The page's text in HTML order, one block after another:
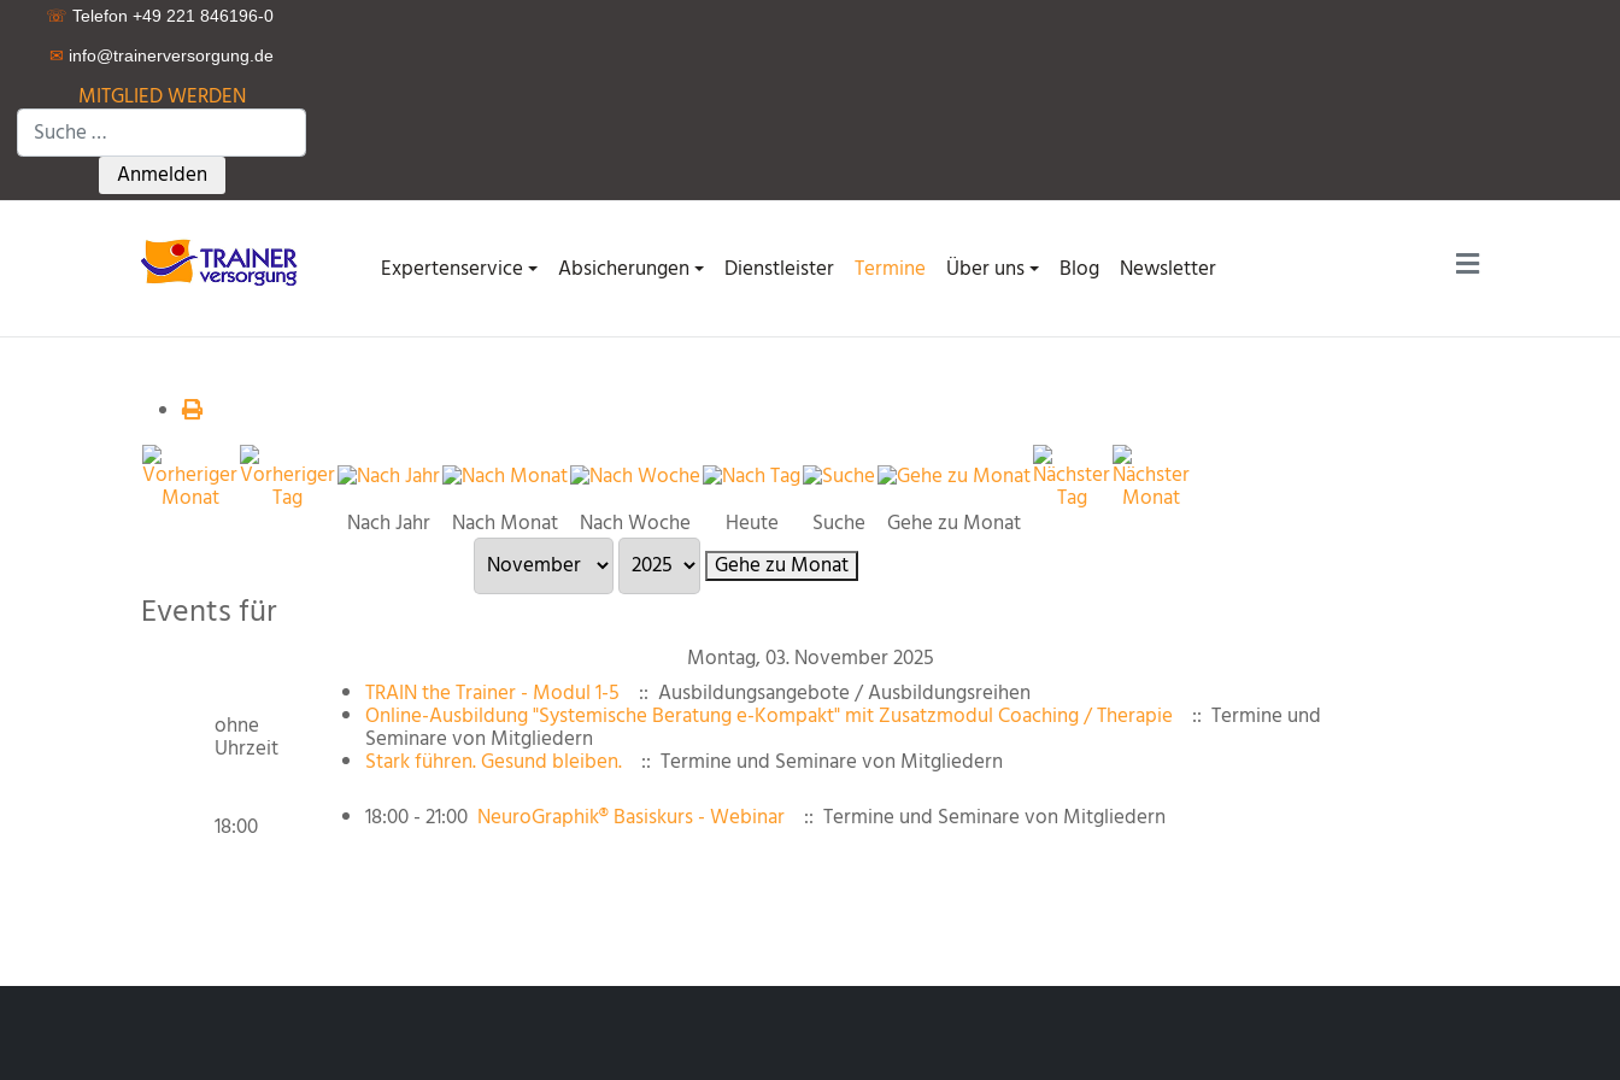
☏ Telefon +49 221 846196-0
✉ info@trainerversorgung.de
MITGLIED WERDEN
Suchen
Type 2 or more characters for results.
Anmelden
Expertenservice Absicherungen Dienstleister Termine Über uns Blog Newsletter
Nach Jahr Nach Monat Nach Woche Heute Suche
Gehe zu Monat
Gehe zu Monat
Events für
Montag, 03. November 2025
ohne
Uhrzeit
TRAIN the Trainer - Modul 1-5 :: Ausbildungsangebote / Ausbildungsreihen
Online-Ausbildung "Systemische Beratung e-Kompakt" mit Zusatzmodul Coaching / Therapie :: Termine und
Seminare von Mitgliedern
Stark führen. Gesund bleiben.
:: Termine und Seminare von Mitgliedern
18:00
18:00 - 21:00 NeuroGraphik® Basiskurs - Webinar :: Termine und Seminare von Mitgliedern